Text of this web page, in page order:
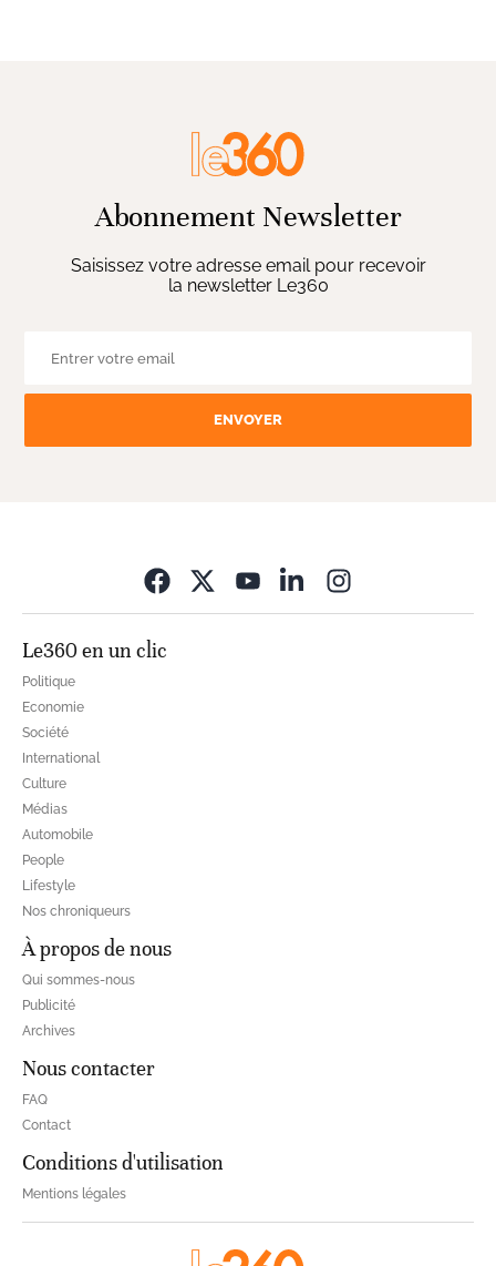
Abonnement Newsletter
Saisissez votre adresse email pour recevoir
la newsletter Le360
ENVOYER
Le360 en un clic
Politique
Economie
Société
International
Culture
Médias
Automobile
People
Lifestyle
Nos chroniqueurs
À propos de nous
Qui sommes-nous
Publicité
Archives
Nous contacter
FAQ
Contact
Conditions d'utilisation
Mentions légales